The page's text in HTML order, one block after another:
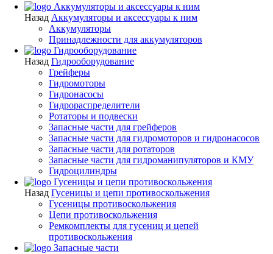
Аккумуляторы и аксессуары к ним
Назад Аккумуляторы и аксессуары к ним
Аккумуляторы
Принадлежности для аккумуляторов
Гидрооборудование
Назад Гидрооборудование
Грейферы
Гидромоторы
Гидронасосы
Гидрораспределители
Ротаторы и подвески
Запасные части для грейферов
Запасные части для гидромоторов и гидронасосов
Запасные части для ротаторов
Запасные части для гидроманипуляторов и КМУ
Гидроцилиндры
Гусеницы и цепи противоскольжения
Назад Гусеницы и цепи противоскольжения
Гусеницы противоскольжения
Цепи противоскольжения
Ремкомплекты для гусениц и цепей
противоскольжения
Запасные части